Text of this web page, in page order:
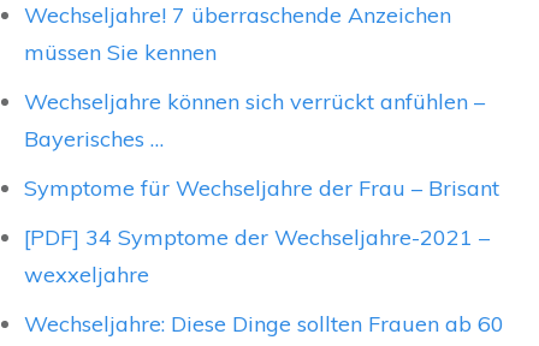
Wechseljahre! 7 überraschende Anzeichen
müssen Sie kennen
Wechseljahre können sich verrückt anfühlen –
Bayerisches …
Symptome für Wechseljahre der Frau – Brisant
[PDF] 34 Symptome der Wechseljahre-2021 –
wexxeljahre
Wechseljahre: Diese Dinge sollten Frauen ab 60